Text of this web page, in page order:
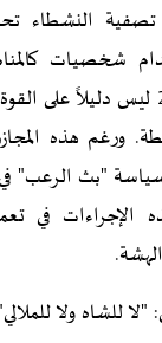
تصفية النشطاء
شخصيات
شاهي في أبريل 2026 ليس
ورغم هذه
"بث الرعب"
في
للشاه ولا